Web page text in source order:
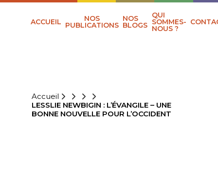
ACCUEIL NOS
PUBLICATIONS
NOS
BLOGS
QUI
SOMMES-
NOUS ?
Accueil
LESSLIE NEWBIGIN : L’ÉVANGILE – UNE
BONNE NOUVELLE POUR L’OCCIDENT